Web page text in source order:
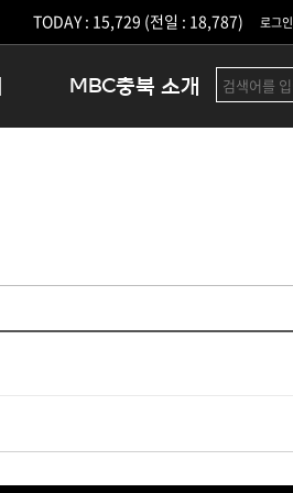
TODAY : 15,729 (전일 : 18,787) 로그인
MBC충북 소개
오시는길